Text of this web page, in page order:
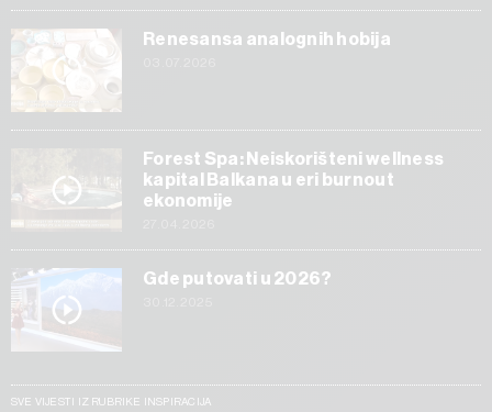
Renesansa analognih hobija
Forest Spa: Neiskorišteni wellness
kapital Balkana u eri burnout
ekonomije
Gde putovati u 2026?
SVE VIJESTI IZ RUBRIKE INSPIRACIJA